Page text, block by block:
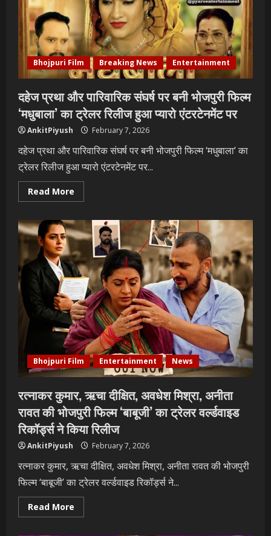
मरते
रहें”.
Bhojpuri Film Breaking News Entertainment
दहेज प्रथा और पारिवारिक संघर्ष पर बनी भोजपुरी फिल्म
‘मधुबाला’ का ट्रेलर रिलीज हुआ प्यारो एंटरटेनमेंट पर
AnkitPiyush February 7, 2026
दहेज प्रथा और पारिवारिक संघर्ष पर बनी भोजपुरी फिल्म ‘मधुबाला’ का
ट्रेलर रिलीज हुआ प्यारो एंटरटेनमेंट पर...
Read More
more
प्रथा
और
पारिवारिक
संघर्ष
पर
बनी
भोजपुरी
फिल्म
‘मधुबाला’
का
ट्रेलर
रिलीज
हुआ
प्यारो
एंटरटेनमेंट
पर
Bhojpuri Film Entertainment News
रत्नाकर कुमार, ऋचा दीक्षित, अवधेश मिश्रा, अनीता
रावत की भोजपुरी फिल्म ‘बाबूजी’ का ट्रेलर वर्ल्डवाइड
रिकॉर्ड्स ने किया रिलीज
AnkitPiyush February 7, 2026
रत्नाकर कुमार, ऋचा दीक्षित, अवधेश मिश्रा, अनीता रावत की भोजपुरी
फिल्म ‘बाबूजी’ का ट्रेलर वर्ल्डवाइड रिकॉर्ड्स ने...
Read More
more